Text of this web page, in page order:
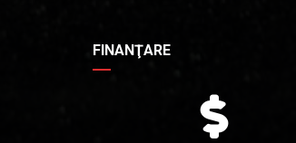
FINANŢARE